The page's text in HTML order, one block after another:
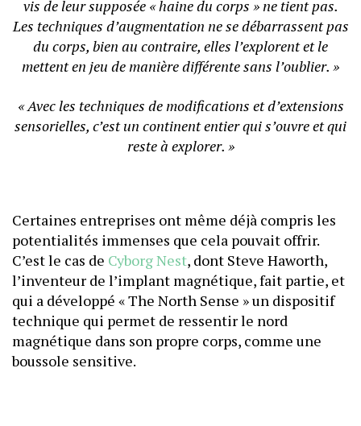
vis de leur supposée « haine du corps » ne tient pas.
Les techniques d’augmentation ne se débarrassent pas
du corps, bien au contraire, elles l’explorent et le
mettent en jeu de manière différente sans l’oublier. »
« Avec les techniques de modifications et d’extensions
sensorielles, c’est un continent entier qui s’ouvre et qui
reste à explorer. »
Certaines entreprises ont même déjà compris les
potentialités immenses que cela pouvait offrir.
C’est le cas de Cyborg Nest, dont Steve Haworth,
l’inventeur de l’implant magnétique, fait partie, et
qui a développé « The North Sense » un dispositif
technique qui permet de ressentir le nord
magnétique dans son propre corps, comme une
boussole sensitive.